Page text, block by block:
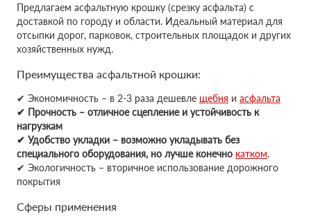
Предлагаем асфальтную крошку (срезку асфальта) с
доставкой по городу и области. Идеальный материал для
отсыпки дорог, парковок, строительных площадок и других
хозяйственных нужд.
Преимущества асфальтной крошки:
✔ Экономичность – в 2-3 раза дешевле щебня и асфальта
✔ Прочность – отличное сцепление и устойчивость к
нагрузкам
✔ Удобство укладки – возможно укладывать без
специального оборудования, но лучше конечно катком.
✔ Экологичность – вторичное использование дорожного
покрытия
Сферы применения